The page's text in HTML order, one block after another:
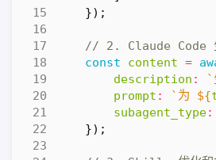
});
const
content =
description : `
prompt : `为 ${
subagent_type:
});